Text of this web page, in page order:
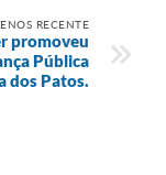
RECENTE
promoveu
Pública
dos Patos.